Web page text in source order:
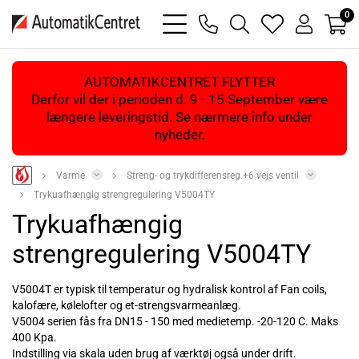
bars
light
phone
magnifying
glass
heart
light
user
light
0
AUTOMATIKCENTRET FLYTTER
Derfor vil der i perioden d. 9 - 15 September være
længere leveringstid. Se nærmere info under
nyheder.
Varme
Streng- og trykdifferensreg.+6 vejs ventil
Trykuafhængig strengregulering V5004TY
Trykuafhængig
strengregulering V5004TY
V5004T er typisk til temperatur og hydralisk kontrol af Fan coils,
kalofære, kølelofter og et-strengsvarmeanlæg.
V5004 serien fås fra DN15 - 150 med medietemp. -20-120 C. Maks
400 Kpa.
Indstilling via skala uden brug af værktøj også under drift.